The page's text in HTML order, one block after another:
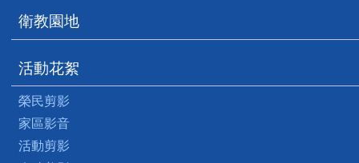
衛教園地
活動花絮
榮民剪影
家區影音
活動剪影